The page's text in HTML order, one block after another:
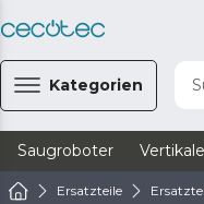
Kategorien
Saugroboter
Ersatzteile